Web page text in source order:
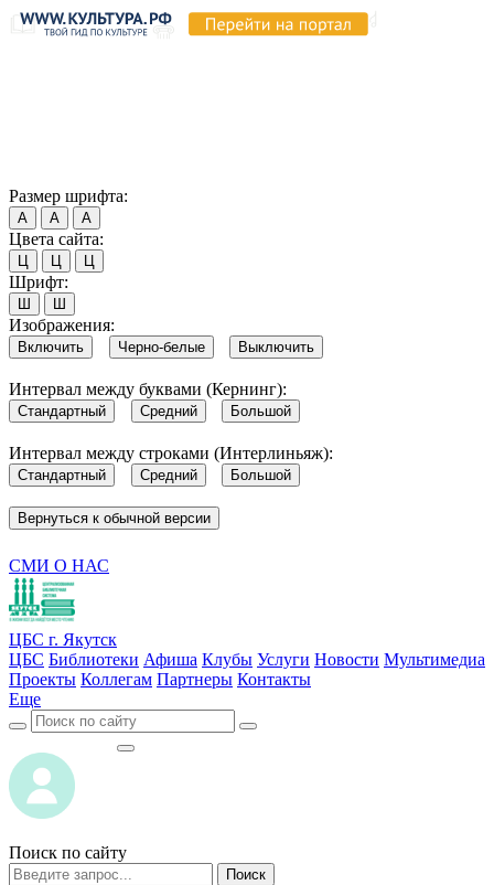
Размер шрифта:
А А А
Цвета сайта:
Ц Ц Ц
Шрифт:
Ш Ш
Изображения:
Включить Черно-белые Выключить
Интервал между буквами (Кернинг):
Стандартный Средний Большой
Интервал между строками (Интерлиньяж):
Стандартный Средний Большой
Вернуться к обычной версии
СМИ О НАС
ЦБС г. Якутск
ЦБС Библиотеки Афиша Клубы Услуги Новости Мультимедиа
Проекты Коллегам Партнеры Контакты
Еще
Поиск по сайту
Поиск